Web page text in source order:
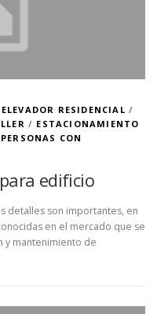
ELEVADOR RESIDENCIAL /
/ ESTACIONAMIENTO
PERSONAS CON
edificio
detalles son importantes, en
en el mercado que se
y mantenimiento de